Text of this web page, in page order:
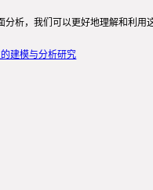
析，我们可以更好地理解和利用
建模与分析研究